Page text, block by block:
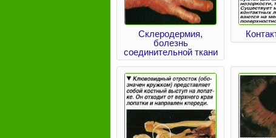
Склеродермия,
болезнь
соединительной ткани